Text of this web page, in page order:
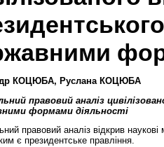
КОЦЮБА, Руслана КОЦЮБА
правовий аналіз
формами діяльності
правовий аналіз відкрив
є президентське правління.